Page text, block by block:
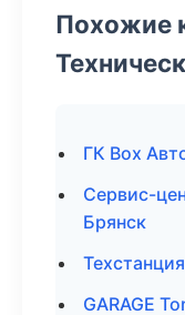
Похожие
ГК Box
Сервис-
Брянск
GARAGE